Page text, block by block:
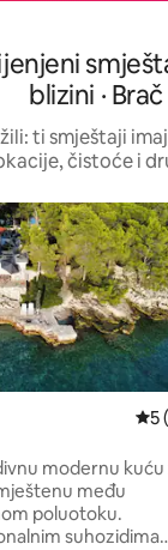
blizini · Brač
ti smještaji
čistoće i
5
modernu kuću
među
poluotoku.
suhozidima